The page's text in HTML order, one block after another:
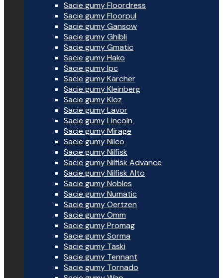
Sacie gumy Floordress
Sacie gumy Floorpul
Sacie gumy Gansow
Sacie gumy Ghibli
Sacie gumy Gmatic
Sacie gumy Hako
Sacie gumy Ipc
Sacie gumy Karcher
Sacie gumy Kleinberg
Sacie gumy Kloz
Sacie gumy Lavor
Sacie gumy Lincoln
Sacie gumy Mirage
Sacie gumy Nilco
Sacie gumy Nilfisk
Sacie gumy Nilfisk Advance
Sacie gumy Nilfisk Alto
Sacie gumy Nobles
Sacie gumy Numatic
Sacie gumy Oertzen
Sacie gumy Omm
Sacie gumy Promag
Sacie gumy Sorma
Sacie gumy Taski
Sacie gumy Tennant
Sacie gumy Tornado